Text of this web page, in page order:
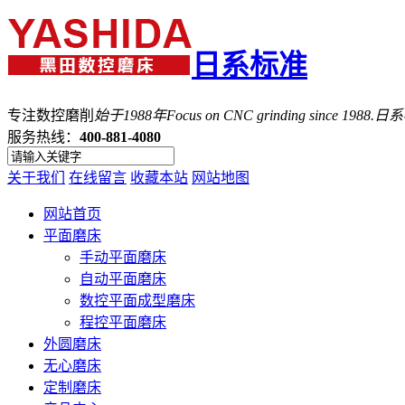
日系标准
专注数控磨削 始于1988年Focus on CNC grinding since 1988.日
服务热线： 400-881-4080
关于我们 在线留言 收藏本站 网站地图
网站首页
平面磨床
手动平面磨床
自动平面磨床
数控平面成型磨床
程控平面磨床
外圆磨床
无心磨床
定制磨床